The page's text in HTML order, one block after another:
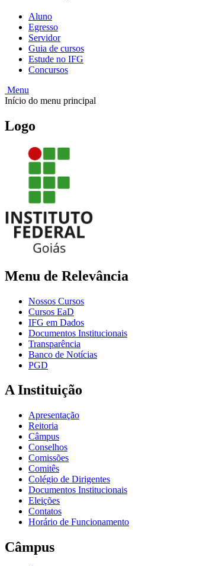
Aluno
Egresso
Servidor
Guia de cursos
Estude no IFG
Concursos
Menu
Início do menu principal
Logo
Menu de Relevância
Nossos Cursos
Cursos EaD
IFG em Dados
Documentos Institucionais
Transparência
Banco de Notícias
PGD
A Instituição
Apresentação
Reitoria
Câmpus
Conselhos
Comissões
Comitês
Colégio de Dirigentes
Documentos Institucionais
Eleições
Contatos
Horário de Funcionamento
Câmpus